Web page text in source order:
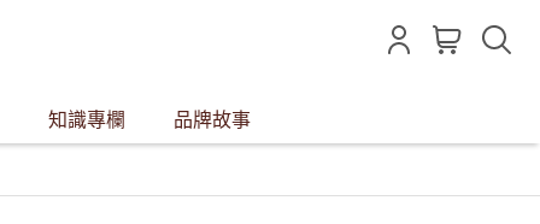
知識專欄 品牌故事